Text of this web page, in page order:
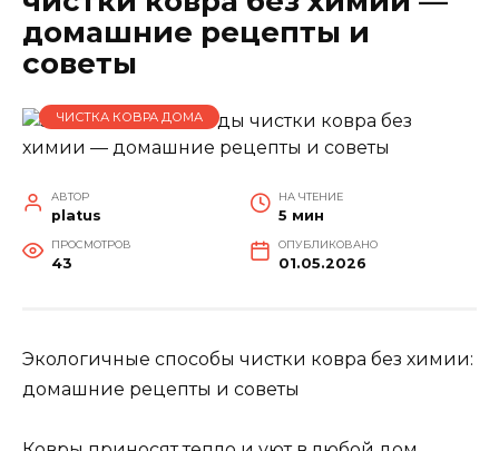
домашние рецепты и
советы
ЧИСТКА КОВРА ДОМА
АВТОР
platus
НА ЧТЕНИЕ
5 мин
ПРОСМОТРОВ
43
ОПУБЛИКОВАНО
01.05.2026
Экологичные способы чистки ковра без химии:
домашние рецепты и советы